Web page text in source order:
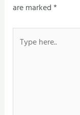
are marked*
here..